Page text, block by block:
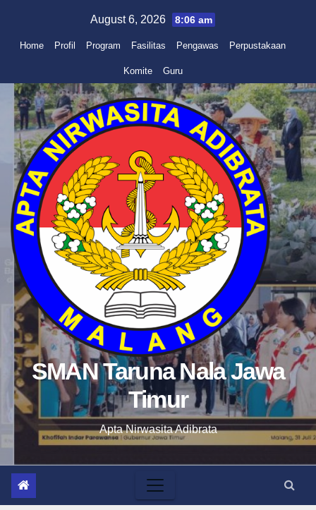
content
August 6, 2026 8:06 am
Home Profil Program Fasilitas Pengawas Perpustakaan
Komite Guru
SMAN Taruna Nala Jawa
Timur
Apta Nirwasita Adibrata